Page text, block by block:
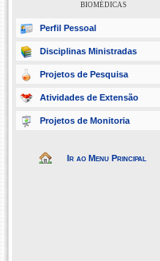
BIOMÉDICAS
Perfil Pessoal
Disciplinas Ministradas
Projetos de Pesquisa
Atividades de Extensão
Projetos de Monitoria
Ir ao Menu Principal